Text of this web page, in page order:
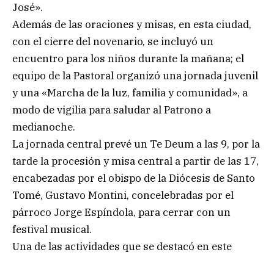
José».
Además de las oraciones y misas, en esta ciudad,
con el cierre del novenario, se incluyó un
encuentro para los niños durante la mañana; el
equipo de la Pastoral organizó una jornada juvenil
y una «Marcha de la luz, familia y comunidad», a
modo de vigilia para saludar al Patrono a
medianoche.
La jornada central prevé un Te Deum a las 9, por la
tarde la procesión y misa central a partir de las 17,
encabezadas por el obispo de la Diócesis de Santo
Tomé, Gustavo Montini, concelebradas por el
párroco Jorge Espíndola, para cerrar con un
festival musical.
Una de las actividades que se destacó en este